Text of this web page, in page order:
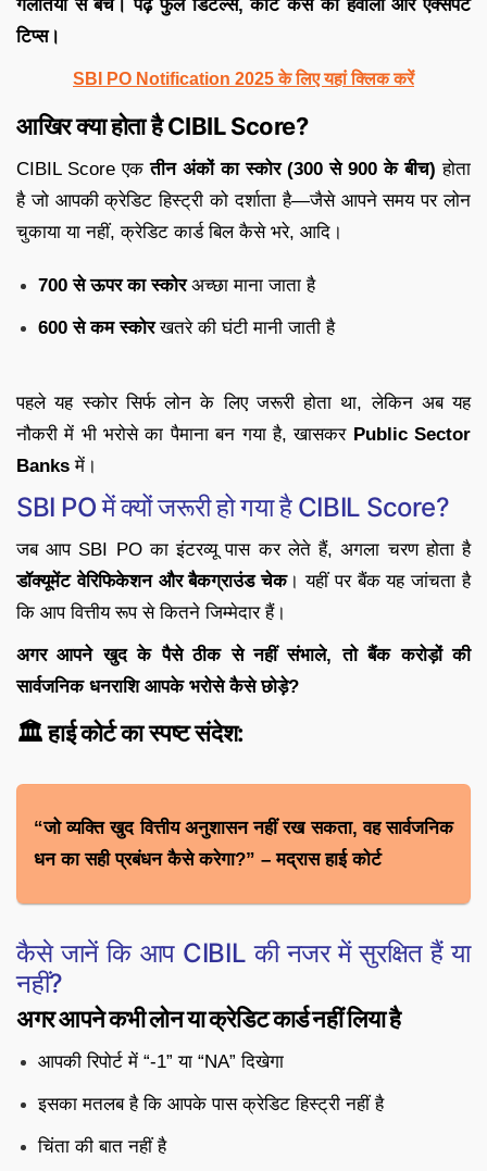
गलतियों से बचें। पढ़ें फुल डिटेल्स, कोर्ट केस का हवाला और एक्सपर्ट
टिप्स।
SBI PO Notification 2025 के लिएयहां क्लिक करें
आखिर क्या होता है CIBIL Score?
CIBIL Score एकतीन अंकों का स्कोर (300 से 900 के बीच) होता
है जो आपकी क्रेडिट हिस्ट्री को दर्शाता है—जैसे आपने समय पर लोन
चुकाया या नहीं, क्रेडिट कार्ड बिल कैसे भरे, आदि।
700 से ऊपर का स्कोरअच्छा माना जाता है
600 से कम स्कोरखतरे की घंटी मानी जाती है
पहले यह स्कोर सिर्फ लोन के लिए जरूरी होता था, लेकिन अब यह
नौकरी में भी भरोसे का पैमाना बन गया है, खासकर Public Sector
Banks में।
SBI PO में क्यों जरूरी हो गया है CIBIL Score?
जब आप SBI PO का इंटरव्यू पास कर लेते हैं, अगला चरण होता है
डॉक्यूमेंट वेरिफिकेशन और बैकग्राउंड चेक। यहीं पर बैंक यह जांचता है
कि आप वित्तीय रूप से कितने जिम्मेदार हैं।
अगर आपने खुद के पैसे ठीक से नहीं संभाले, तो बैंक करोड़ों की
सार्वजनिक धनराशि आपके भरोसे कैसे छोड़े?
🏛️ हाई कोर्ट का स्पष्ट संदेश:
“जो व्यक्ति खुद वित्तीय अनुशासन नहीं रख सकता, वह सार्वजनिक
धन का सही प्रबंधन कैसे करेगा?” – मद्रास हाई कोर्ट
कैसे जानें कि आप CIBIL की नजर में सुरक्षित हैं या
नहीं?
अगर आपने कभी लोन या क्रेडिट कार्ड नहीं लिया है
आपकी रिपोर्ट में “-1” या “NA” दिखेगा
इसका मतलब है कि आपके पास क्रेडिट हिस्ट्री नहीं है
चिंता की बात नहीं है